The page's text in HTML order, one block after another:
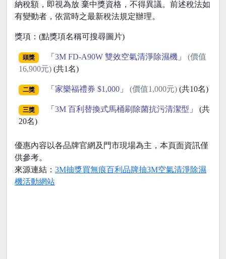
納稅額，即視為放 棄中獎資格，不得異議。前述稅法如
有變動者，依當時之最新稅法規定辦理。
獎項：(點獎項名稱可搜尋圖片)
頭獎 「 3M FD-A90W 雙效空氣清淨除濕機」 (價值
16,900元) (共1名)
二獎 「 家樂福禮券 $1,000」 (價值1,000元)(共10名)
三獎 「 3M 百利替換式馬桶刷除菌抗污清潔型 」 (共
20名)
優惠內容以各品牌官網及門市現場為主，本頁面資訊僅
供參考。
來源連結： 3M抽獎買無痕百利品牌抽3M空氣清淨除濕
機活動網站